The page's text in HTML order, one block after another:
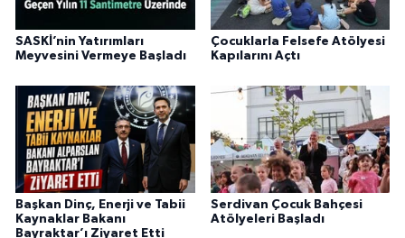
SASKİ’nin Yatırımları
Meyvesini Vermeye Başladı
Çocuklarla Felsefe Atölyesi
Kapılarını Açtı
Başkan Dinç, Enerji ve Tabii
Kaynaklar Bakanı
Bayraktar’ı Ziyaret Etti
Serdivan Çocuk Bahçesi
Atölyeleri Başladı